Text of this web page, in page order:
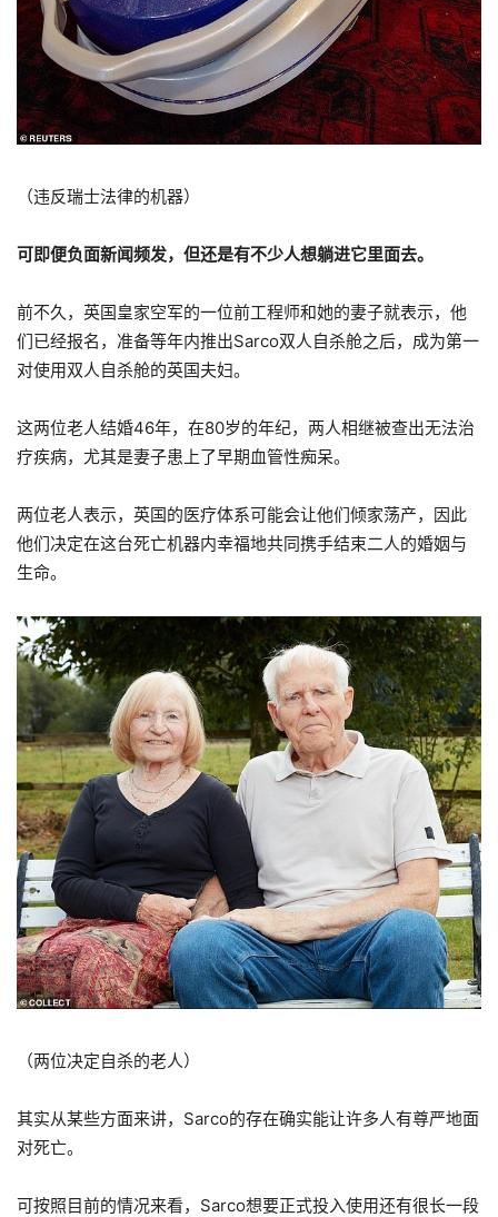
（违反瑞士法律的机器）
可即便负面新闻频发，但还是有不少人想躺进它里面去。
前不久，英国皇家空军的一位前工程师和她的妻子就表示，他
们已经报名，准备等年内推出Sarco双人自杀舱之后，成为第一
对使用双人自杀舱的英国夫妇。
这两位老人结婚46年，在80岁的年纪，两人相继被查出无法治
疗疾病，尤其是妻子患上了早期血管性痴呆。
两位老人表示，英国的医疗体系可能会让他们倾家荡产，因此
他们决定在这台死亡机器内幸福地共同携手结束二人的婚姻与
生命。
（两位决定自杀的老人）
其实从某些方面来讲，Sarco的存在确实能让许多人有尊严地面
对死亡。
可按照目前的情况来看，Sarco想要正式投入使用还有很长一段